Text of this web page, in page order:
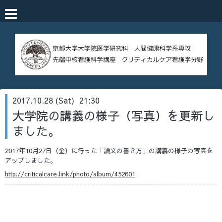
2017.10.28 (Sat) 21:30
大学院の講義の様子（写真）を更新し
ました。
2017年10月27日（金）に行った「論文の書き方」の講義の様子の写真を
アップしました。
http://criticalcare.link/photo/album/452601